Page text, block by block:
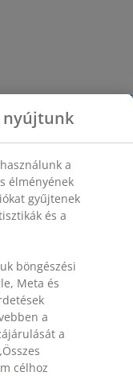
nyújtunk
a
élményének
gyűjtenek
és a
böngészési
Meta és
a
a
célhoz